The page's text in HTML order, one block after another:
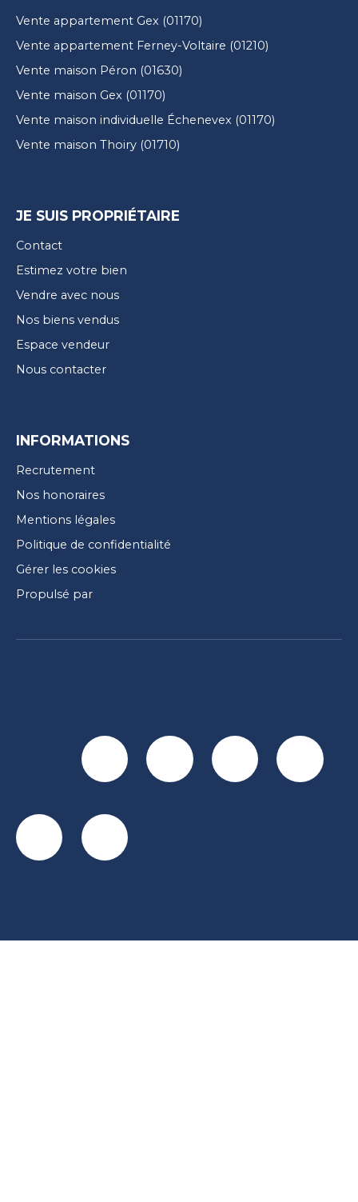
Vente appartement Gex (01170)
Vente appartement Ferney-Voltaire (01210)
Vente maison Péron (01630)
Vente maison Gex (01170)
Vente maison individuelle Échenevex (01170)
Vente maison Thoiry (01710)
JE SUIS PROPRIÉTAIRE
Contact
Estimez votre bien
Vendre avec nous
Nos biens vendus
Espace vendeur
Nous contacter
INFORMATIONS
Recrutement
Nos honoraires
Mentions légales
Politique de confidentialité
Gérer les cookies
Propulsé par